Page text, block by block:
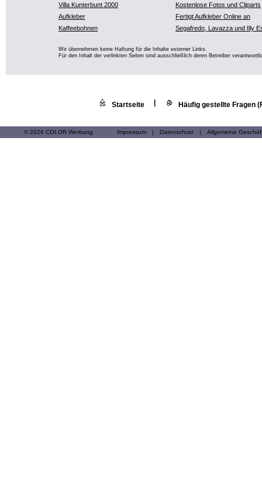
Villa Kunterbunt 2000
Kostenlose Fotos und Cliparts
Aufkleber
Fertigt Aufkleber Online an
Kaffeebohnen
Segafredo, Lavazza und Illy
Wir übernehmen keine Haftung für die Inhalte externer Links.
Für den Inhalt der verlinkten Seiten sind ausschließlich deren Betreiber
Startseite Häufig gestellte Fragen
© 2026 COLOR Werbung Impressum | Datenschutz | Allgemeine